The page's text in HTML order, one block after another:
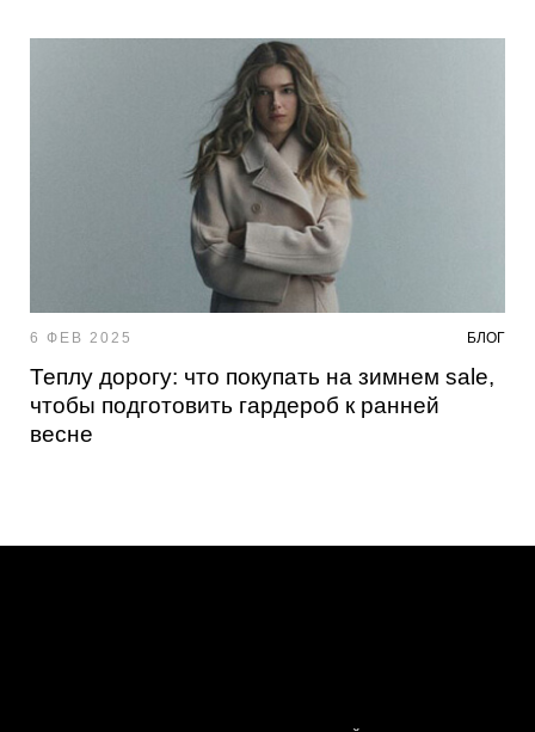
6 ФЕВ 2025 БЛОГ
Теплу дорогу: что покупать на зимнем sale,
чтобы подготовить гардероб к ранней
весне